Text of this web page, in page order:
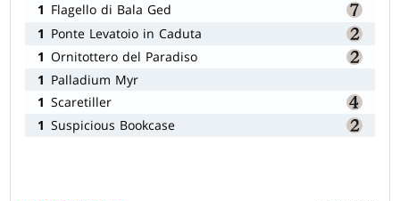
1 Flagello di Bala Ged
1 Ponte Levatoio in Caduta
1 Ornitottero del Paradiso
1 Palladium Myr
1 Scaretiller
1 Suspicious Bookcase